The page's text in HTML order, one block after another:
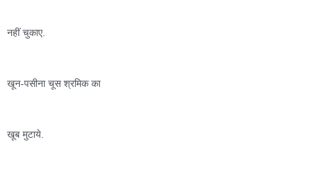
नहीं चुकाए.
खून-पसीना चूस श्रमिक का
खूब मुटाये.